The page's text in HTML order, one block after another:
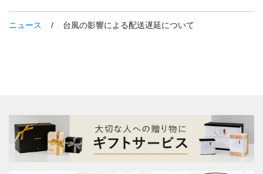
ニュース / 台風の影響による配送遅延について